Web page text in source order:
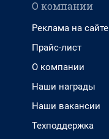
О компании
Реклама на сайте
Прайс-лист
О компании
Наши награды
Наши вакансии
Техподдержка